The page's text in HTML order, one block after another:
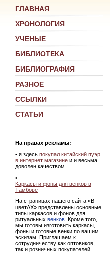
ГЛАВНАЯ
ХРОНОЛОГИЯ
УЧЕНЫЕ
БИБЛИОТЕКА
БИБЛИОГРАФИЯ
РАЗНОЕ
ССЫЛКИ
СТАТЬИ
На правах рекламы:
• я здесь покупал китайский пуэр
в интернет магазине и и весьма
доволен качеством
•
Каркасы и фоны для венков в
Тамбове
На страницах нашего сайта «В
цветАХ» представлены основные
типы каркасов и фонов для
ритуальных венков . Кроме того,
мы готовы изготовить каркасы,
фоны и готовые венки по вашим
эскизам. Приглашаем к
сотрудничеству как оптовиков,
так и розничных покупателей.